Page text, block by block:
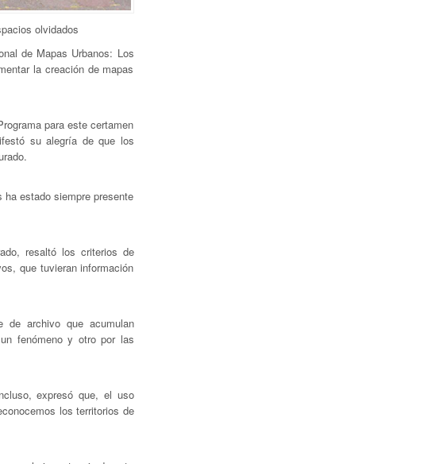
olvidados
de Mapas Urbanos: Los
la creación de mapas
para este certamen
su alegría de que los
estado siempre presente
resaltó los criterios de
que tuvieran información
de archivo que acumulan
fenómeno y otro por las
expresó que, el uso
los territorios de